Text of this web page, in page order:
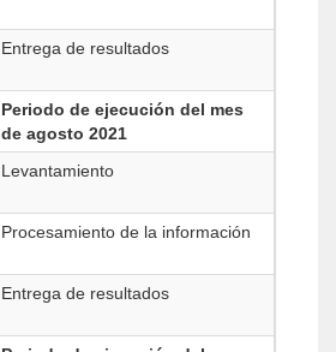
Entrega de resultados
Periodo de ejecución del mes
de agosto 2021
Levantamiento
Procesamiento de la información
Entrega de resultados